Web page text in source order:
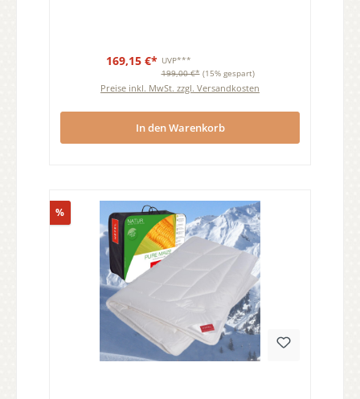
169,15 €* UVP***
199,00 €* (15% gespart)
Preise inkl. MwSt. zzgl. Versandkosten
In den Warenkorb
%Rabatt